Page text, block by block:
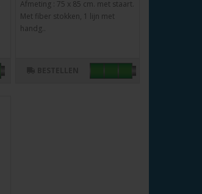
Afmeting : 75 x 85 cm. met staart.
Met fiber stokken, 1 lijn met
handg..